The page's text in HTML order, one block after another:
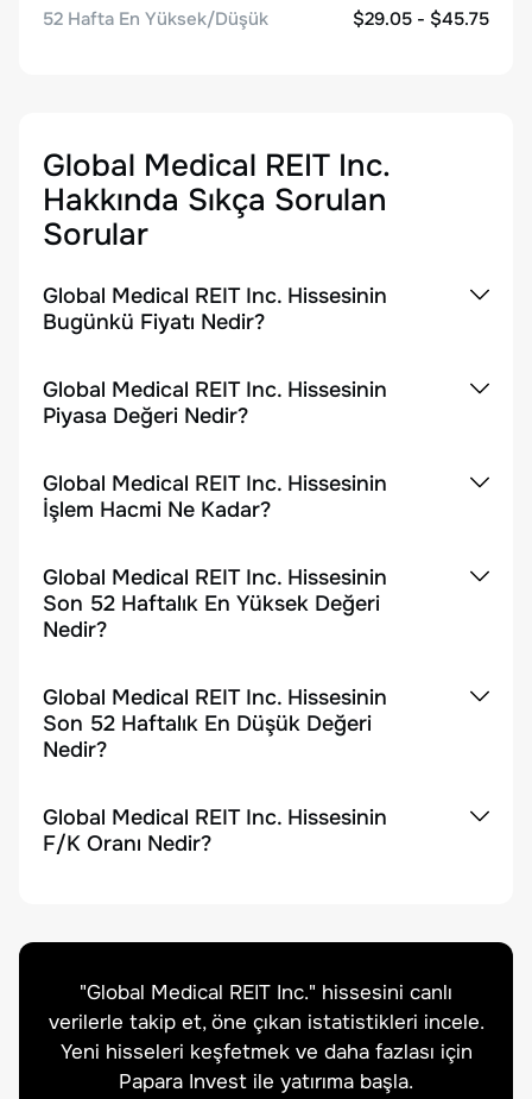
52 Hafta En Yüksek/Düşük
$29.05 - $45.75
Global Medical REIT Inc.
Hakkında Sıkça Sorulan
Sorular
Global Medical REIT Inc. Hissesinin
Bugünkü Fiyatı Nedir?
Global Medical REIT Inc. Hissesinin
Piyasa Değeri Nedir?
Global Medical REIT Inc. Hissesinin
İşlem Hacmi Ne Kadar?
Global Medical REIT Inc. Hissesinin
Son 52 Haftalık En Yüksek Değeri
Nedir?
Global Medical REIT Inc. Hissesinin
Son 52 Haftalık En Düşük Değeri
Nedir?
Global Medical REIT Inc. Hissesinin
F/K Oranı Nedir?
"Global Medical REIT Inc." hissesini canlı
verilerle takip et, öne çıkan istatistikleri incele.
Yeni hisseleri keşfetmek ve daha fazlası için
Papara Invest ile yatırıma başla.